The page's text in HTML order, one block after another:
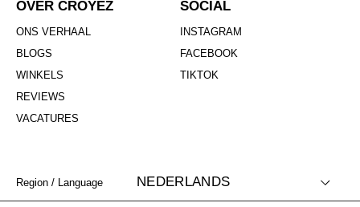
OVER CROYEZ
ONS VERHAAL
BLOGS
WINKELS
REVIEWS
VACATURES
SOCIAL
INSTAGRAM
FACEBOOK
TIKTOK
Region / Language NEDERLANDS